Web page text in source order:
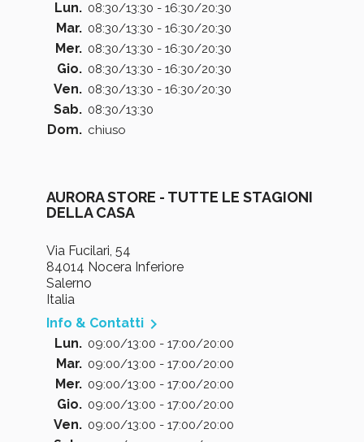
Lun. 08:30/13:30 - 16:30/20:30
Mar. 08:30/13:30 - 16:30/20:30
Mer. 08:30/13:30 - 16:30/20:30
Gio. 08:30/13:30 - 16:30/20:30
Ven. 08:30/13:30 - 16:30/20:30
Sab. 08:30/13:30
Dom. chiuso
AURORA STORE - TUTTE LE STAGIONI
DELLA CASA
Via Fucilari, 54
84014 Nocera Inferiore
Salerno
Italia
Info & Contatti 
Lun. 09:00/13:00 - 17:00/20:00
Mar. 09:00/13:00 - 17:00/20:00
Mer. 09:00/13:00 - 17:00/20:00
Gio. 09:00/13:00 - 17:00/20:00
Ven. 09:00/13:00 - 17:00/20:00